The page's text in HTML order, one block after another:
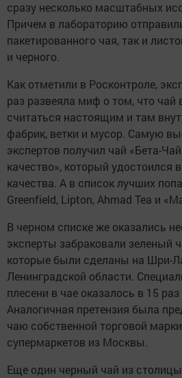
сразу несколько масштабных
Причем в лабораторию
пакетированного чая, так и
и черного.
Как отметили в Росконтроле,
раз развеяла миф о том, что чай
считаться настоящим и там
фабрик, ветки и мусор. Самую
экспертов получил чай «Бета-
качество», который удостоился
качества. А в список лучших
Greenfield, Lipton, Ahmad Tea и
В черном списке же оказались
эксперты забраковали зеленый
которые были сделаны на Шри-
Ленинградской области.
плесени в чае оказалось в 15
Аналогичная претензия была
чаю собственной торговой
супермаркетов из Москвы.
Еще один черный чай из